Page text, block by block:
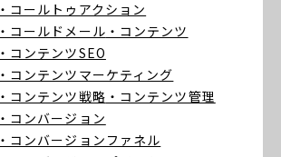
・コールトゥアクション
・コールドメール ・コンテンツ
・コンテンツSEO
・コンテンツマーケティング
・コンテンツ戦略 ・コンテンツ管理
・コンバージョン
・コンバージョンファネル